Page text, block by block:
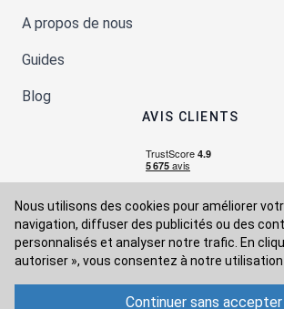
Nous utilisons des cookies pour améliorer
navigation, diffuser des publicités ou des
personnalisés et analyser notre trafic. En
autoriser », vous consentez à notre utilisation
Continuer sans accepter
A propos de nous
Guides
Blog
AVIS CLIENTS